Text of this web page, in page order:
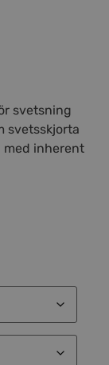
svetsning
svetsskjorta
med inherent